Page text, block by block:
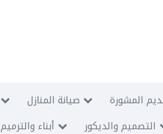
صيانة المنازل المشورة
أبناء والترميم التصميم والديكور